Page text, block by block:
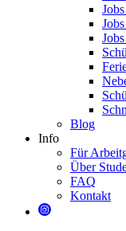
Blog
Info
Für
Über
FAQ
Kontakt